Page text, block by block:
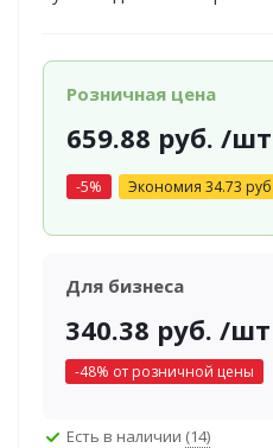
Розничная цена
659.88 руб. /шт
-5% Экономия 34.73 руб.
Для бизнеса
340.38 руб. /шт
-48% от розничной цены
Есть в наличии (14)